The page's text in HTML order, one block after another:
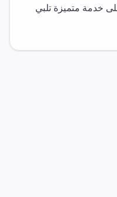
خدمة متميزة تلبي